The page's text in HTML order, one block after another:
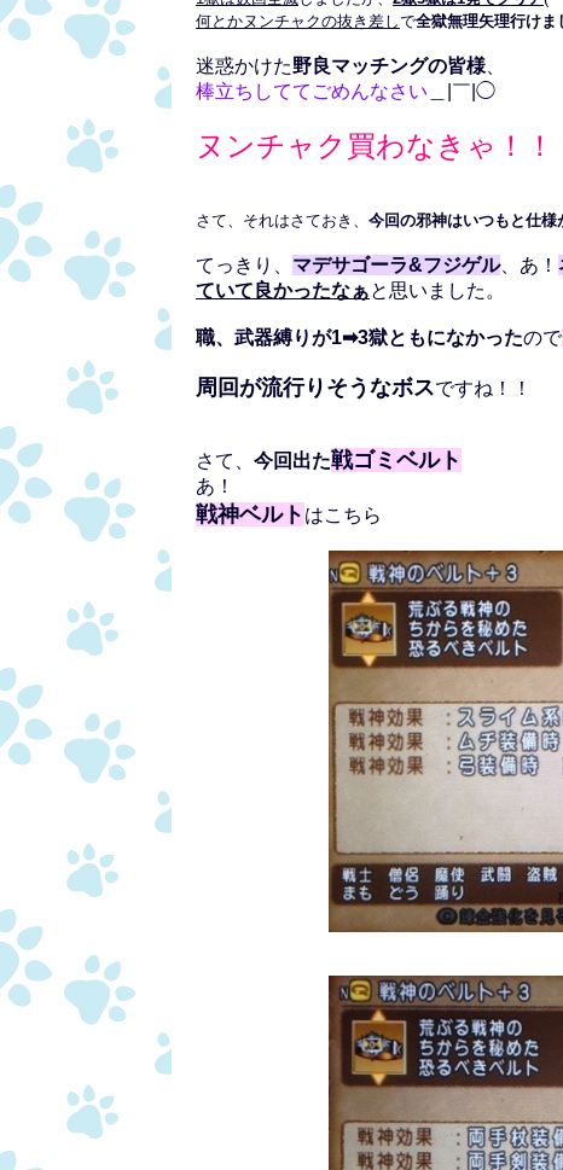
何とかヌンチャクの抜き差しで全獄無理矢理行けま
迷惑かけた野良マッチングの皆様
棒立ちしててごめんなさい ＿|￣|◯
ヌンチャク買わなきゃ！！
さて、それはさておき、 今回の邪神はいつもと仕
てっきり、 マデサゴーラ&フジゲル、あ！
ていて良かったなぁと思いました。
職、武器縛りが1➡3獄ともになかったので
周回が流行りそうなボスですね！！
さて、 今回出た戦ゴミベルト
あ！
戦神ベルト はこちら